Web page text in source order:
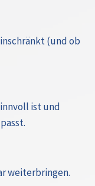
(und ob
ist und
weiterbringen.